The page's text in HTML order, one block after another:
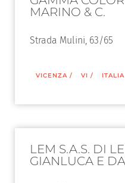
MARINO & C.
Strada Mulini, 63/65
VICENZA / VI / ITALIA
LEM S.A.S. DI
GIANLUCA E